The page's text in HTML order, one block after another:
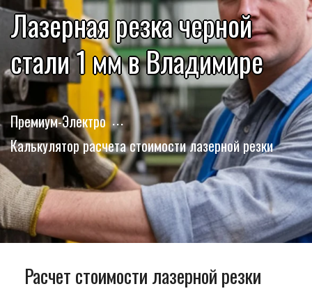
Лазерная резка черной
стали 1 мм в Владимире
Премиум-Электро
Калькулятор расчета стоимости лазерной резки
Расчет стоимости лазерной резки